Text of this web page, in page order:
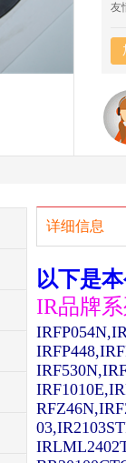
友
详细信息
以下是
IR品牌系